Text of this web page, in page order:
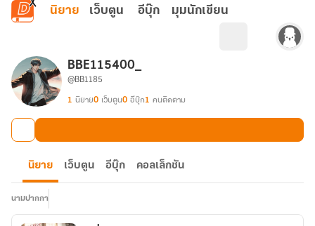
ข้ามไปยังเนื้อหาหลัก
นิยาย เว็บตูน อีบุ๊ก มุมนักเขียน
BBE115400_
@BB1185
1 นิยาย0 เว็บตูน0 อีบุ๊ก1 คนติดตาม
นิยาย เว็บตูน อีบุ๊ก คอลเล็กชัน
นามปากกา